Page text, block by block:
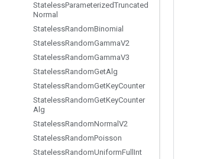
StatelessParameterizedTruncated
Normal
StatelessRandomBinomial
StatelessRandomGammaV2
StatelessRandomGammaV3
StatelessRandomGetAlg
StatelessRandomGetKeyCounter
StatelessRandomGetKeyCounter
Alg
StatelessRandomNormal V2
StatelessRandomPoisson
StatelessRandomUniformFull Int